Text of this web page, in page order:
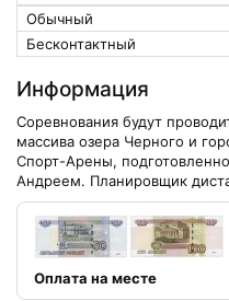
Обычный
Бесконтактный
Информация
Соревнования будут
массива озера Черного и
Спорт-Арены,
Андреем. Планировщик
Оплата на месте